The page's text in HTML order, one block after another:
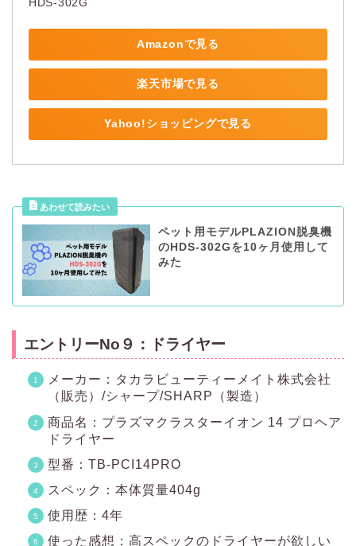
Amazonで見る
楽天市場で見る
Yahoo!ショッピングで見る
ペット用モデルPLAZION脱臭機
のHDS-302Gを10ヶ月使用して
みた
エントリーNo９：ドライヤー
メーカー：タカラビューティーメイト株式会社
（販売）/シャープ/SHARP（製造）
商品名：プラズマクラスターイオン 14 プロヘア
ドライヤー
型番：TB-PCI14PRO
スペック：本体質量404g
使用歴：4年
使った感想：高スペックのドライヤーが欲しい